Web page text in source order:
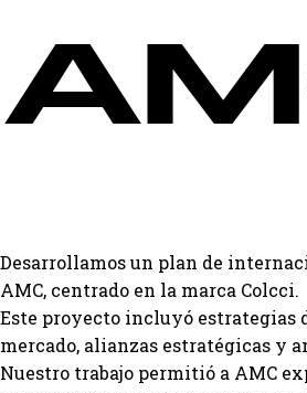
Desarrollamos un plan de
AMC, centrado en la marca Colcci.
Este proyecto incluyó estrategias
mercado, alianzas estratégicas y
Nuestro trabajo permitió a AMC